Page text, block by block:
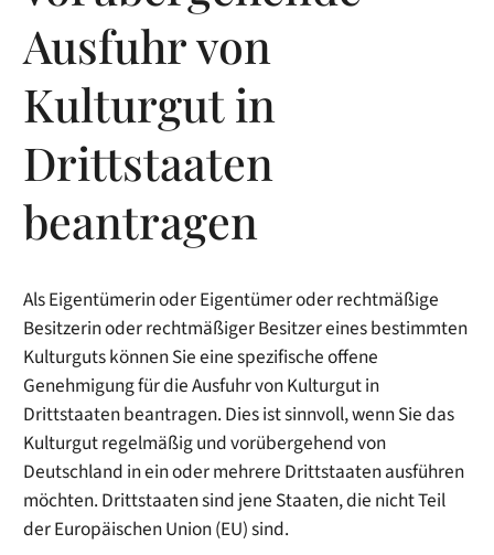
Ausfuhr von
Kulturgut in
Drittstaaten
beantragen
Als Eigentümerin oder Eigentümer oder rechtmäßige
Besitzerin oder rechtmäßiger Besitzer eines bestimmten
Kulturguts können Sie eine spezifische offene
Genehmigung für die Ausfuhr von Kulturgut in
Drittstaaten beantragen. Dies ist sinnvoll, wenn Sie das
Kulturgut regelmäßig und vorübergehend von
Deutschland in ein oder mehrere Drittstaaten ausführen
möchten. Drittstaaten sind jene Staaten, die nicht Teil
der Europäischen Union (EU) sind.